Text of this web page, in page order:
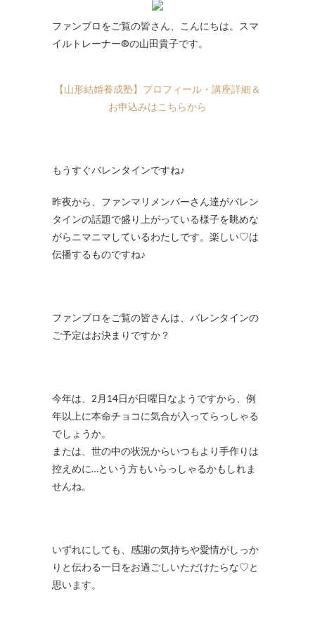
ファンブロをご覧の皆さん、こんにちは。スマ
イルトレーナー®の山田貴子です。
【山形結婚養成塾】プロフィール・講座詳細＆
お申込みはこちらから
もうすぐバレンタインですね♪
昨夜から、ファンマリメンバーさん達がバレン
タインの話題で盛り上がっている様子を眺めな
がらニマニマしているわたしです。楽しい♡は
伝播するものですね♪
ファンブロをご覧の皆さんは、バレンタインの
ご予定はお決まりですか？
今年は、2月14日が日曜日なようですから、例
年以上に本命チョコに気合が入ってらっしゃる
でしょうか。
または、世の中の状況からいつもより手作りは
控えめに…という方もいらっしゃるかもしれま
せんね。
いずれにしても、感謝の気持ちや愛情がしっか
りと伝わる一日をお過ごしいただけたらな♡と
思います。